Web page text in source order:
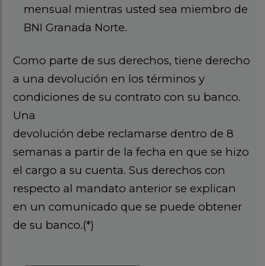
mensual mientras usted sea miembro de
BNI Granada Norte.
Como parte de sus derechos, tiene derecho
a una devolución en los términos y
condiciones de su contrato con su banco.
Una
devolución debe reclamarse dentro de 8
semanas a partir de la fecha en que se hizo
el cargo a su cuenta. Sus derechos con
respecto al mandato anterior se explican
en un comunicado que se puede obtener
de su banco.(*)